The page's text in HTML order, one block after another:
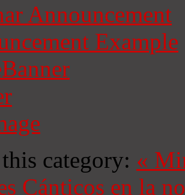
Announcement
Example
category: «
Cánticos en la